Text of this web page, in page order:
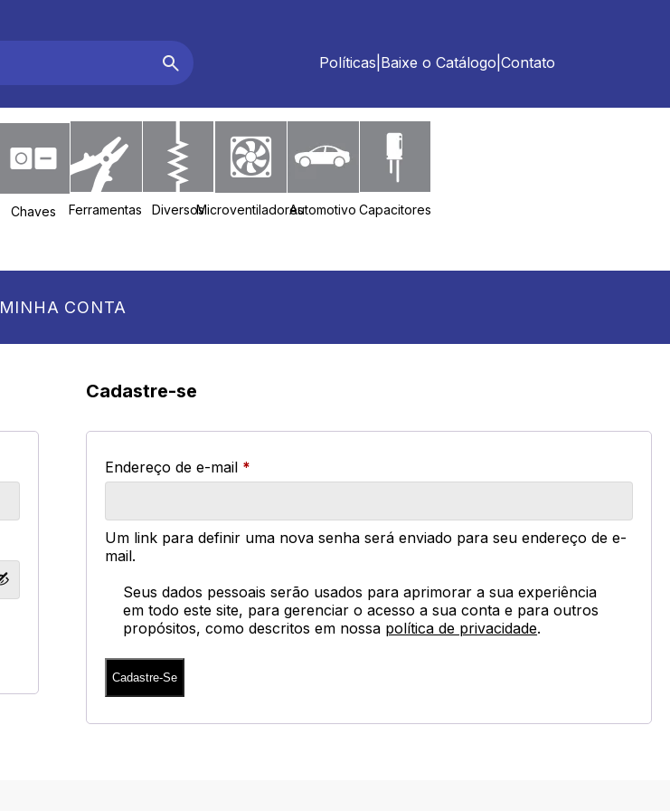
Políticas Baixe o Catálogo Contato
Chaves Ferramentas DiversosMicroventiladoresAutomotivo Capacitores
MINHA CONTA
Cadastre-se
Endereço de e-mail *
Um link para definir uma nova senha será enviado para seu endereço de e-
mail.
Seus dados pessoais serão usados para aprimorar a sua experiência
em todo este site, para gerenciar o acesso a sua conta e para outros
propósitos, como descritos em nossa política de privacidade.
Cadastre-Se